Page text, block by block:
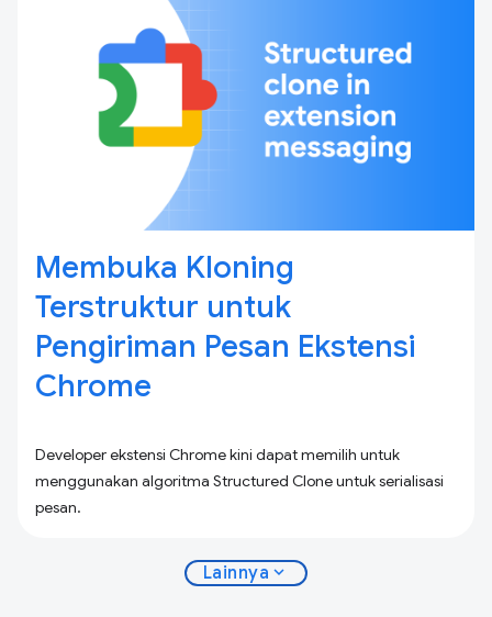
Membuka Kloning
Terstruktur untuk
Pengiriman Pesan Ekstensi
Chrome
Developer ekstensi Chrome kini dapat memilih untuk
menggunakan algoritma Structured Clone untuk serialisasi
pesan.
Lainnya expand_more